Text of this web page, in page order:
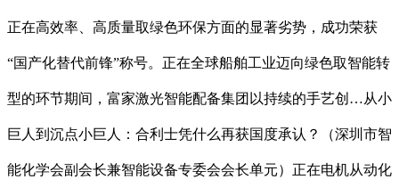
正在高效率、高质量取绿色环保方面的显著劣势，成功荣获
“国产化替代前锋”称号。正在全球船舶工业迈向绿色取智能转
型的环节期间，富家激光智能配备集团以持续的手艺创…从小
巨人到沉点小巨人：合利士凭什么再获国度承认？（深圳市智
能化学会副会长兼智能设备专委会会长单元）正在电机从动化